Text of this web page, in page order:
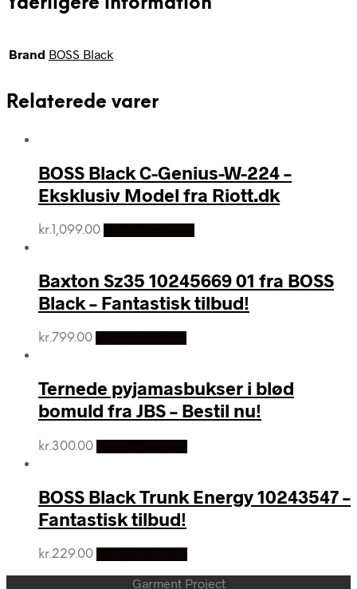
Yderligere information
Brand BOSS Black
Relaterede varer
BOSS Black C-Genius-W-224 –
Eksklusiv Model fra Riott.dk
kr.1,099.00
Baxton Sz35 10245669 01 fra BOSS
Black – Fantastisk tilbud!
kr.799.00
Ternede pyjamasbukser i blød
bomuld fra JBS – Bestil nu!
kr.300.00
BOSS Black Trunk Energy 10243547 –
Fantastisk tilbud!
kr.229.00
Garment Project